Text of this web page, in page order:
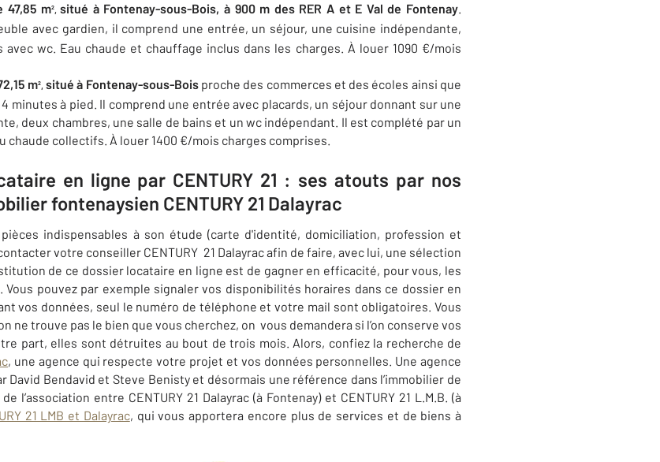
47,85 m²,situé à Fontenay-sous-Bois, à 900 m des RER A et E Val de Fontenay.
avec gardien, il comprend une entrée, un séjour, une cuisine indépendante,
avec wc. Eau chaude et chauffage inclus dans les charges. À louer 1090 €/mois
m²,situé à Fontenay-sous-Boisproche des commerces et des écoles ainsi que
4 minutes à pied. Il comprend une entrée avec placards, un séjour donnant sur une
deux chambres, une salle de bains et un wc indépendant. Il est complété par un
chaude collectifs. À louer 1400 €/mois charges comprises.
en ligne par CENTURY 21 : ses atouts par nos
fontenaysien CENTURY 21 Dalayrac
indispensables à son étude (carte d'identité, domiciliation, profession et
votre conseiller CENTURY 21 Dalayrac afin de faire, avec lui, une sélection
de ce dossier locataire en ligne est de gagner en efficacité, pour vous, les
pouvez par exemple signaler vos disponibilités horaires dans ce dossier en
vos données, seul le numéro de téléphone et votre mail sont obligatoires. Vous
ne trouve pas le bien que vous cherchez, on vous demandera si l’on conserve vos
part, elles sont détruites au bout de trois mois. Alors, confiez la recherche de
, une agence qui respecte votre projet et vos données personnelles. Une agence
David Bendavid et Steve Benisty et désormais une référence dans l’immobilier de
l’association entre CENTURY 21 Dalayrac (à Fontenay) et CENTURY 21 L.M.B. (à
21 LMB et Dalayrac, qui vous apportera encore plus de services et de biens à